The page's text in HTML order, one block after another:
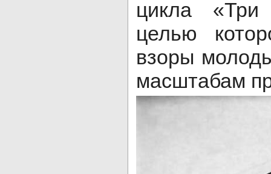
цикла
целью
взоры
масштабам